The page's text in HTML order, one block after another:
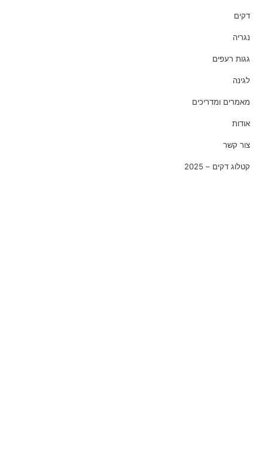
דקים
נגריה
גגות רעפים
לגינה
מאמרים ומדריכים
אודות
צור קשר
קטלוג דקים – 2025